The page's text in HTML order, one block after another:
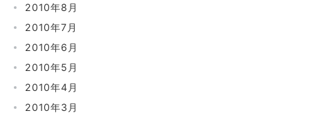
2010年8月
2010年7月
2010年6月
2010年5月
2010年4月
2010年3月